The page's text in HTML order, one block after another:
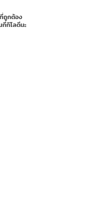
ถูกต้อง
กี่กิโลดีนะ